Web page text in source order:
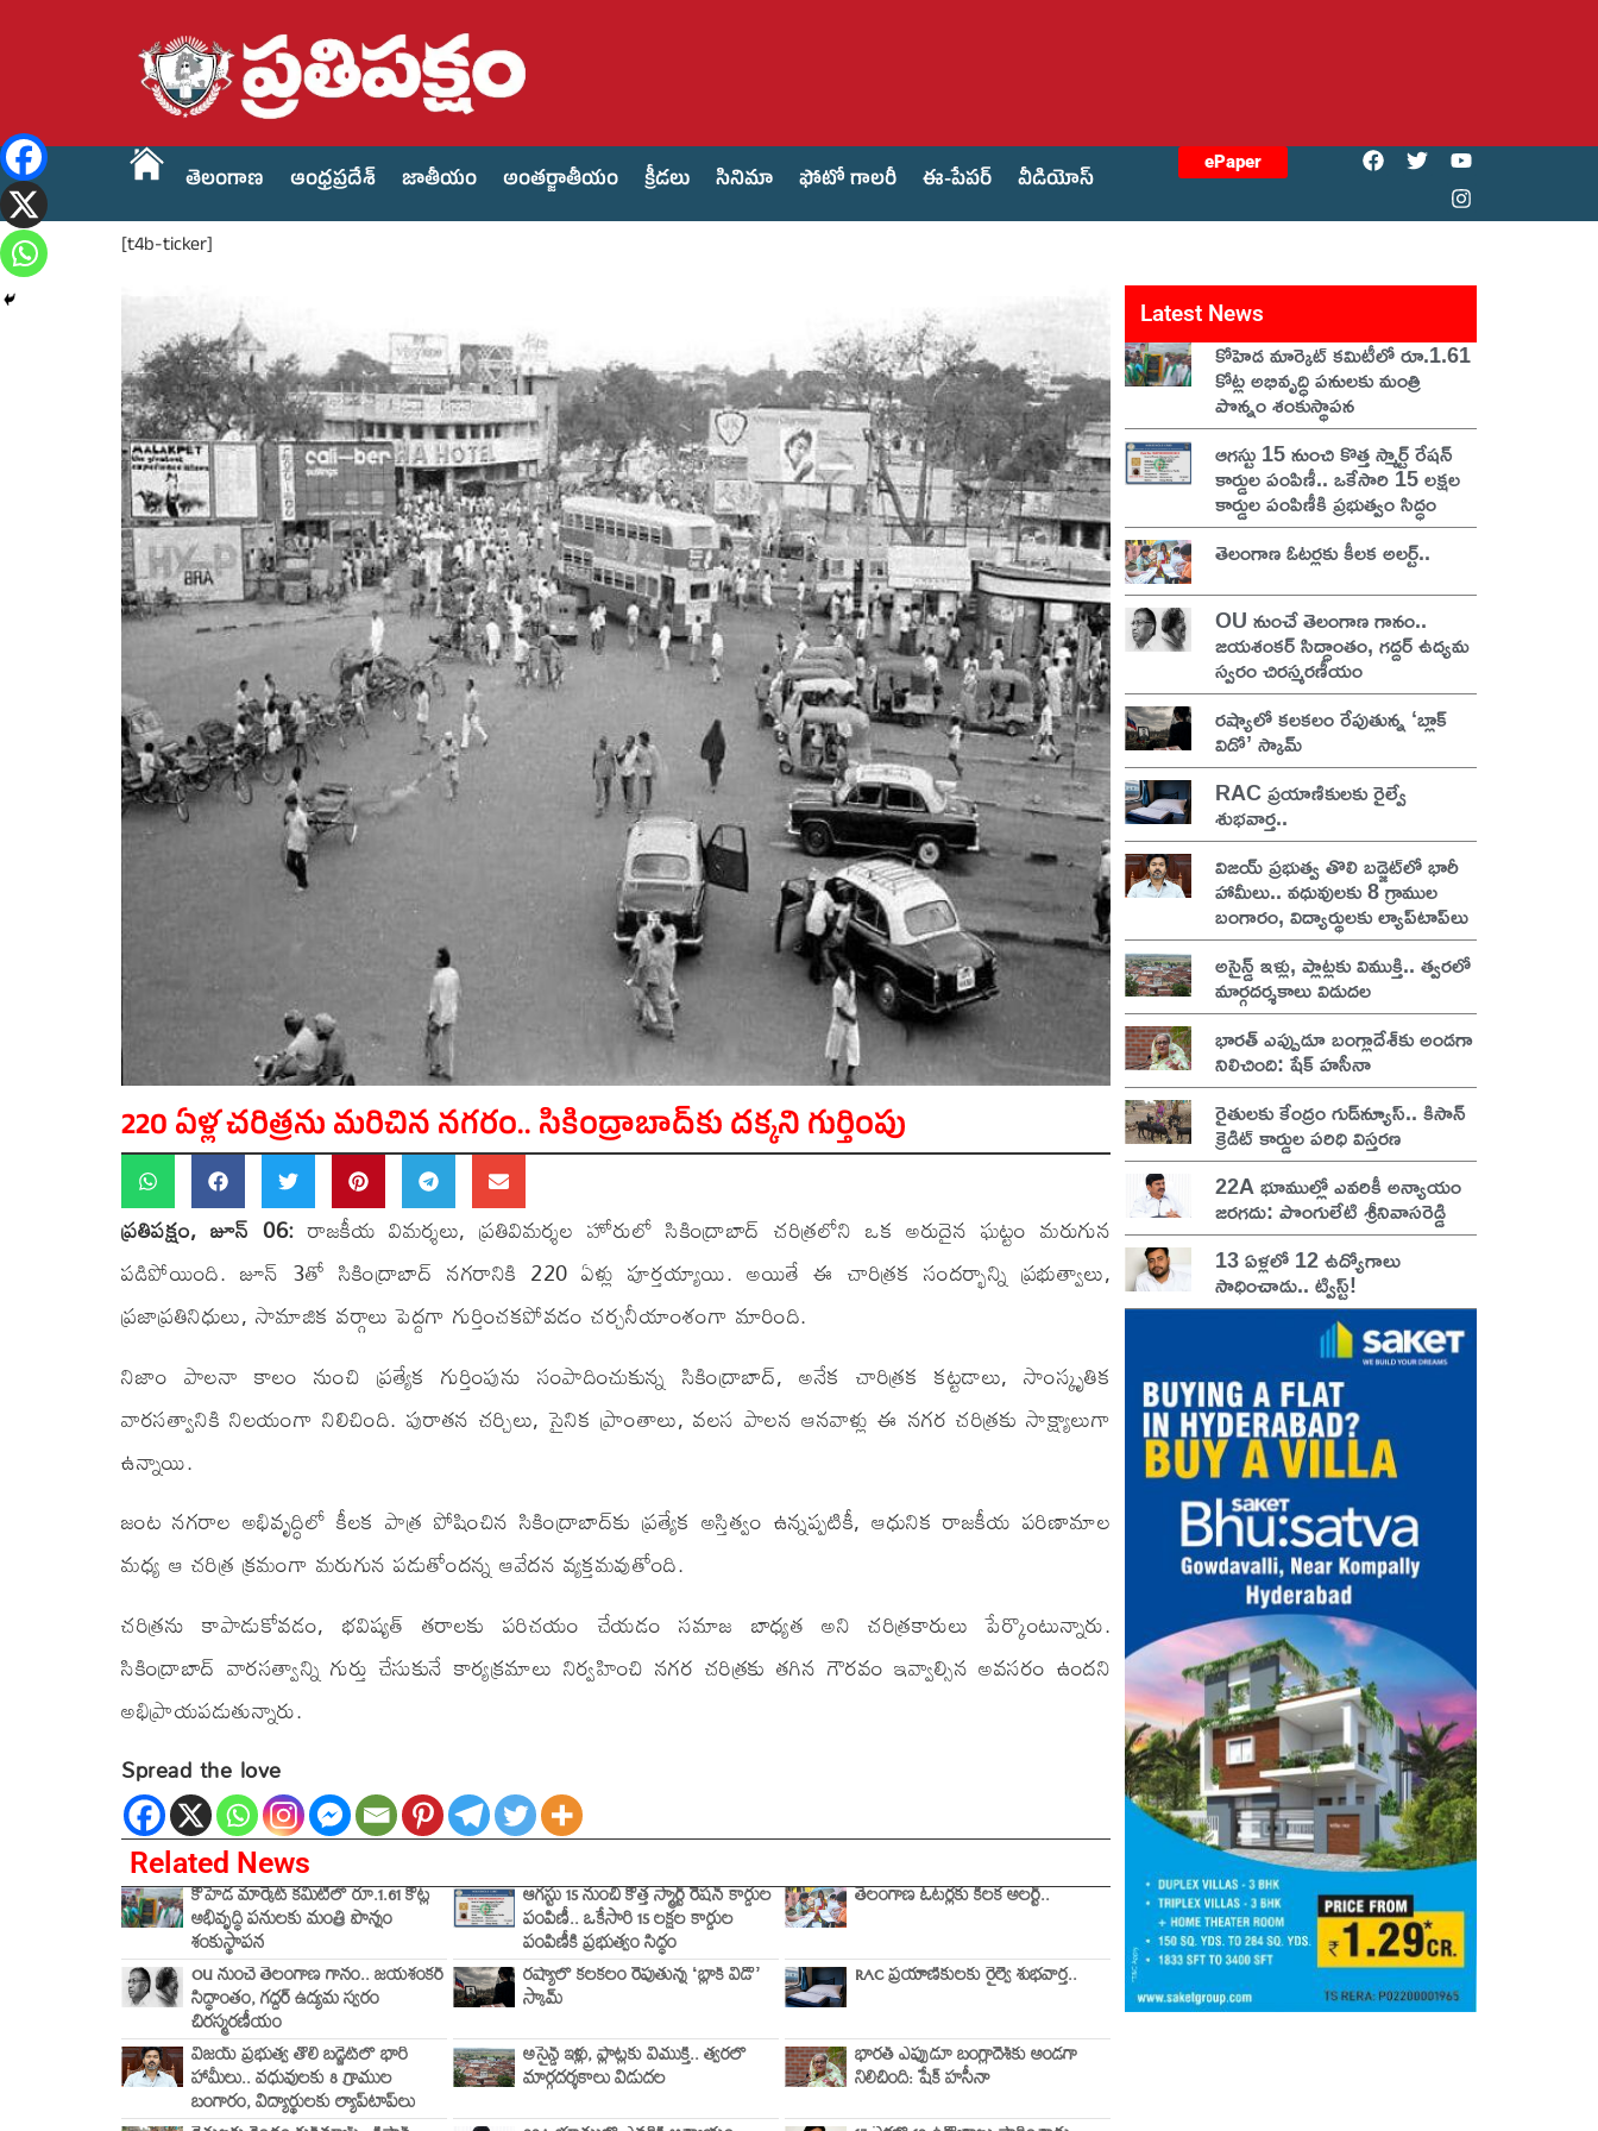
తెలంగాణ ఆంధ్రప్రదేశ్ జాతీయం అంతర్జాతీయం క్రీడలు సినిమా ఫోటో గాలరీ ఈ-పేపర్ వీడియోస్
ePaper
[t4b-ticker]
220 ఏళ్ల చరిత్రను మరిచిన నగరం.. సికింద్రాబాద్‌కు దక్కని గుర్తింపు
ప్రతిపక్షం, జూన్ 06: రాజకీయ విమర్శలు, ప్రతివిమర్శల హోరులో సికింద్రాబాద్ చరిత్రలోని ఒక అరుదైన ఘట్టం మరుగున
పడిపోయింది. జూన్ 3తో సికింద్రాబాద్ నగరానికి 220 ఏళ్లు పూర్తయ్యాయి. అయితే ఈ చారిత్రక సందర్భాన్ని ప్రభుత్వాలు,
ప్రజాప్రతినిధులు, సామాజిక వర్గాలు పెద్దగా గుర్తించకపోవడం చర్చనీయాంశంగా మారింది.
నిజాం పాలనా కాలం నుంచి ప్రత్యేక గుర్తింపును సంపాదించుకున్న సికింద్రాబాద్, అనేక చారిత్రక కట్టడాలు, సాంస్కృతిక
వారసత్వానికి నిలయంగా నిలిచింది. పురాతన చర్చిలు, సైనిక ప్రాంతాలు, వలస పాలన ఆనవాళ్లు ఈ నగర చరిత్రకు సాక్ష్యాలుగా
ఉన్నాయి.
జంట నగరాల అభివృద్ధిలో కీలక పాత్ర పోషించిన సికింద్రాబాద్‌కు ప్రత్యేక అస్తిత్వం ఉన్నప్పటికీ, ఆధునిక రాజకీయ పరిణామాల
మధ్య ఆ చరిత్ర క్రమంగా మరుగున పడుతోందన్న ఆవేదన వ్యక్తమవుతోంది.
చరిత్రను కాపాడుకోవడం, భవిష్యత్ తరాలకు పరిచయం చేయడం సమాజ బాధ్యత అని చరిత్రకారులు పేర్కొంటున్నారు.
సికింద్రాబాద్ వారసత్వాన్ని గుర్తు చేసుకునే కార్యక్రమాలు నిర్వహించి నగర చరిత్రకు తగిన గౌరవం ఇవ్వాల్సిన అవసరం ఉందని
అభిప్రాయపడుతున్నారు.
Spread the love
Related News
కోహెడ మార్కెట్ కమిటీలో రూ.1.61 కోట్ల
అభివృద్ధి పనులకు మంత్రి పొన్నం
శంకుస్థాపన
ఆగస్టు 15 నుంచి కొత్త స్మార్ట్ రేషన్ కార్డుల
పంపిణీ.. ఒకేసారి 15 లక్షల కార్డుల
పంపిణీకి ప్రభుత్వం సిద్ధం
తెలంగాణ ఓటర్లకు కీలక అలర్ట్..
OU నుంచే తెలంగాణ గానం.. జయశంకర్
సిద్ధాంతం, గద్దర్ ఉద్యమ స్వరం
చిరస్మరణీయం
రష్యాలో కలకలం రేపుతున్న ‘బ్లాక్ విడో’
స్కామ్
RAC ప్రయాణికులకు రైల్వే శుభవార్త..
విజయ్ ప్రభుత్వ తొలి బడ్జెట్‌లో భారీ
హామీలు.. వధువులకు 8 గ్రాముల
బంగారం, విద్యార్థులకు ల్యాప్‌టాప్‌లు
అసైన్డ్ ఇళ్లు, ప్లాట్లకు విముక్తి.. త్వరలో
మార్గదర్శకాలు విడుదల
భారత్ ఎప్పుడూ బంగ్లాదేశ్‌కు అండగా
నిలిచింది: షేక్ హసీనా
Latest News
కోహెడ మార్కెట్ కమిటీలో రూ.1.61
కోట్ల అభివృద్ధి పనులకు మంత్రి
పొన్నం శంకుస్థాపన
ఆగస్టు 15 నుంచి కొత్త స్మార్ట్ రేషన్
కార్డుల పంపిణీ.. ఒకేసారి 15 లక్షల
కార్డుల పంపిణీకి ప్రభుత్వం సిద్ధం
తెలంగాణ ఓటర్లకు కీలక అలర్ట్..
OU నుంచే తెలంగాణ గానం..
జయశంకర్ సిద్ధాంతం, గద్దర్ ఉద్యమ
స్వరం చిరస్మరణీయం
రష్యాలో కలకలం రేపుతున్న ‘బ్లాక్
విడో’ స్కామ్
RAC ప్రయాణికులకు రైల్వే
శుభవార్త..
విజయ్ ప్రభుత్వ తొలి బడ్జెట్‌లో భారీ
హామీలు.. వధువులకు 8 గ్రాముల
బంగారం, విద్యార్థులకు ల్యాప్‌టాప్‌లు
అసైన్డ్ ఇళ్లు, ప్లాట్లకు విముక్తి.. త్వరలో
మార్గదర్శకాలు విడుదల
భారత్ ఎప్పుడూ బంగ్లాదేశ్‌కు అండగా
నిలిచింది: షేక్ హసీనా
రైతులకు కేంద్రం గుడ్‌న్యూస్.. కిసాన్
క్రెడిట్ కార్డుల పరిధి విస్తరణ
22A భూముల్లో ఎవరికీ అన్యాయం
జరగదు: పొంగులేటి శ్రీనివాసరెడ్డి
13 ఏళ్లలో 12 ఉద్యోగాలు
సాధించాడు.. ట్విస్ట్!